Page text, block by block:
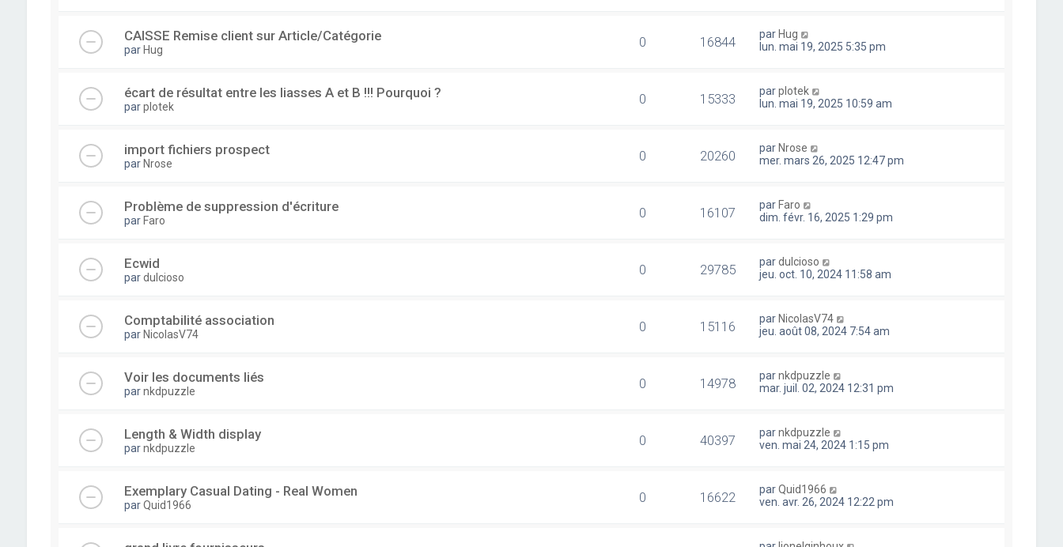
CAISSE Remise client sur Article/Catégorie
par Hug 0 16844 par Hug
lun. mai 19, 2025 5:35 pm
écart de résultat entre les liasses A et B !!! Pourquoi ?
parplotek 0 15333 parplotek
lun. mai 19, 2025 10:59 am
import fichiers prospect
par Nrose 0 20260 par Nrose
mer. mars 26, 2025 12:47 pm
Problème de suppression d'écriture
par Faro 0 16107 par Faro
dim. févr. 16, 2025 1:29 pm
Ecwid
pardulcioso 0 29785 pardulcioso
jeu. oct. 10, 2024 11:58 am
Comptabilité association
par NicolasV74 0 15116 par NicolasV74
jeu. août 08, 2024 7:54 am
Voir les documents liés
parnkdpuzzle 0 14978 parnkdpuzzle
mar. juil. 02, 2024 12:31 pm
Length & Width display
parnkdpuzzle 0 40397 parnkdpuzzle
ven. mai 24, 2024 1:15 pm
Exemplary Сasual Dating - Real Women
parQuid1966 0 16622 parQuid1966
ven. avr. 26, 2024 12:22 pm